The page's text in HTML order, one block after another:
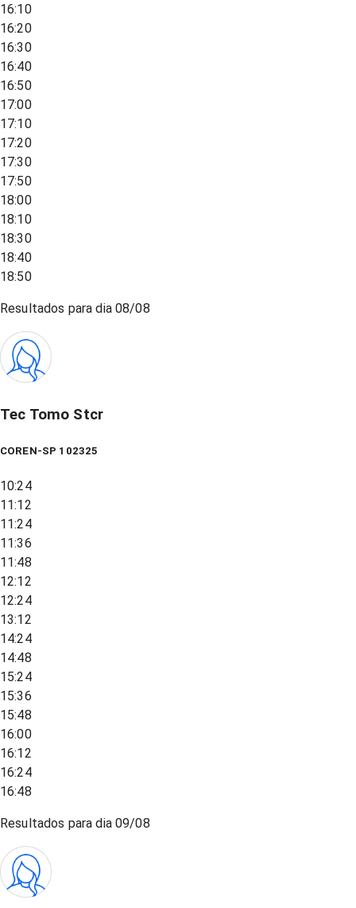
16:10
16:20
16:30
16:40
16:50
17:00
17:10
17:20
17:30
17:50
18:00
18:10
18:30
18:40
18:50
Resultados para dia08/08
Tec Tomo Stcr
COREN-SP 102325
10:24
11:12
11:24
11:36
11:48
12:12
12:24
13:12
14:24
14:48
15:24
15:36
15:48
16:00
16:12
16:24
16:48
Resultados para dia09/08